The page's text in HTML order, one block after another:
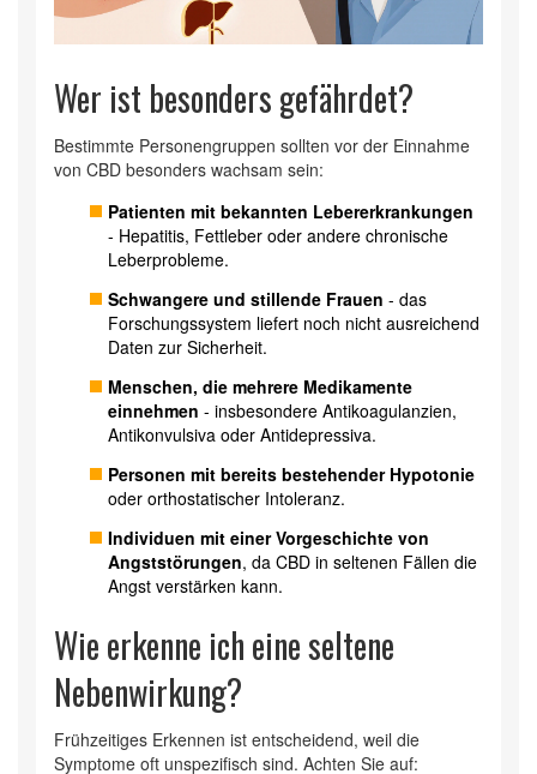
Wer ist besonders gefährdet?
Bestimmte Personengruppen sollten vor der Einnahme
von CBD besonders wachsam sein:
Patienten mit bekannten Lebererkrankungen
- Hepatitis, Fettleber oder andere chronische
Leberprobleme.
Schwangere und stillende Frauen - das
Forschungssystem liefert noch nicht ausreichend
Daten zur Sicherheit.
Menschen, die mehrere Medikamente
einnehmen - insbesondere Antikoagulanzien,
Antikonvulsiva oder Antidepressiva.
Personen mit bereits bestehender Hypotonie
oder orthostatischer Intoleranz.
Individuen mit einer Vorgeschichte von
Angststörungen, da CBD in seltenen Fällen die
Angst verstärken kann.
Wie erkenne ich eine seltene
Nebenwirkung?
Frühzeitiges Erkennen ist entscheidend, weil die
Symptome oft unspezifisch sind. Achten Sie auf: